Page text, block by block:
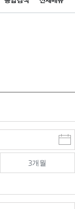
종
료
선
3개월